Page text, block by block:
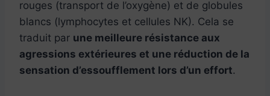
rouges (transport de l’oxygène) et de globules
blancs (lymphocytes et cellules NK). Cela se
traduit par une meilleure résistance aux
agressions extérieures et une réduction de la
sensation d’essoufflement lors d’un effort.